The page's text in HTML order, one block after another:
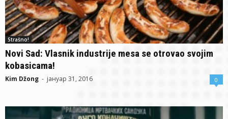
Strašno!
Novi Sad: Vlasnik industrije mesa se otrovao svojim
kobasicama!
Kim Džong - јануар 31, 2016 0